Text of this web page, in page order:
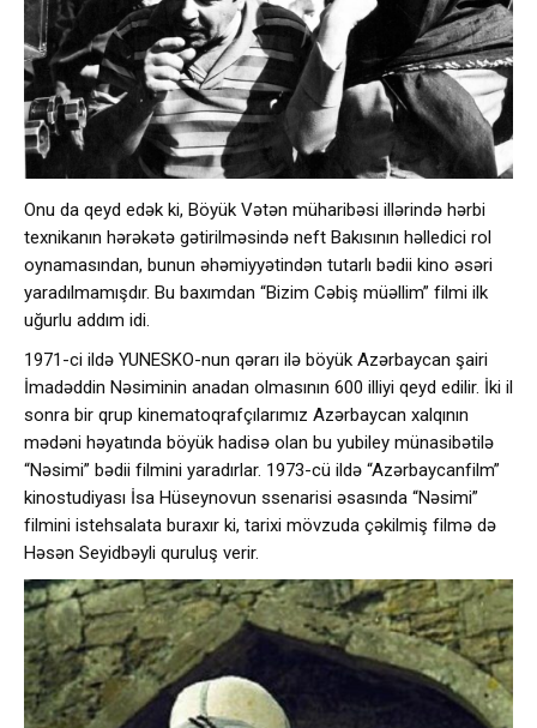
Onu da qeyd edək ki, Böyük Vətən müharibəsi illərində hərbi
texnikanın hərəkətə gətirilməsində neft Bakısının həlledici rol
oynamasından, bunun əhəmiyyətindən tutarlı bədii kino əsəri
yaradılmamışdır. Bu baxımdan “Bizim Cəbiş müəllim” filmi ilk
uğurlu addım idi.
1971-ci ildə YUNESKO-nun qərarı ilə böyük Azərbaycan şairi
İmadəddin Nəsiminin anadan olmasının 600 illiyi qeyd edilir. İki il
sonra bir qrup kinematoqrafçılarımız Azərbaycan xalqının
mədəni həyatında böyük hadisə olan bu yubiley münasibətilə
“Nəsimi” bədii filmini yaradırlar. 1973-cü ildə “Azərbaycanfilm”
kinostudiyası İsa Hüseynovun ssenarisi əsasında “Nəsimi”
filmini istehsalata buraxır ki, tarixi mövzuda çəkilmiş filmə də
Həsən Seyidbəyli quruluş verir.